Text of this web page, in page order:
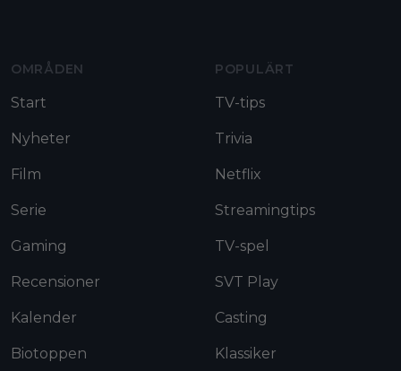
OMRÅDEN
Start
Nyheter
Film
Serie
Gaming
Recensioner
Kalender
Biotoppen
POPULÄRT
TV-tips
Trivia
Netflix
Streamingtips
TV-spel
SVT Play
Casting
Klassiker